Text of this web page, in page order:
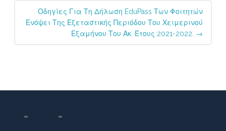
Οδηγίες Για Τη Δήλωση EduPass Των Φοιτητών
Ενόψει Της Εξεταστικής Περιόδου Του Χειμερινού
Εξαμήνου Του Ακ. Έτους 2021-2022. →